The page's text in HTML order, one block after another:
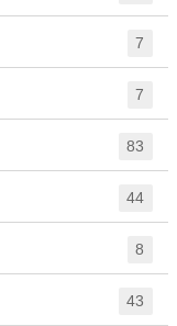
7
7
83
44
8
43